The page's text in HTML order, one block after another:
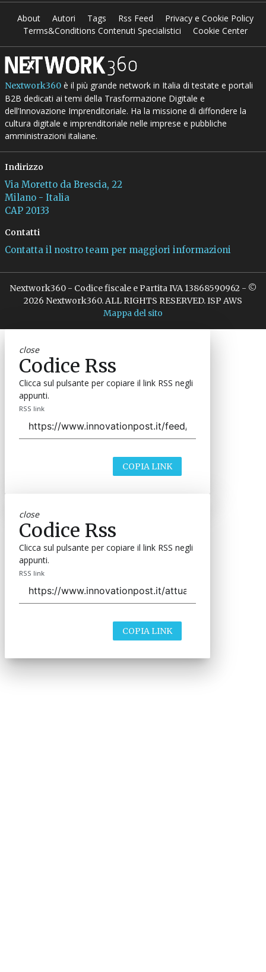
About Autori Tags Rss Feed
Privacy e Cookie Policy
Terms&Conditions Contenuti Specialistici
Cookie Center
Nextwork360è il più grande network in Italia di testate e portali
B2B dedicati ai temi della Trasformazione Digitale e
dell’Innovazione Imprenditoriale. Ha la missione di diffondere la
cultura digitale e imprenditoriale nelle imprese e pubbliche
amministrazioni italiane.
Indirizzo
Via Moretto da Brescia, 22
Milano - Italia
CAP 20133
Contatti
Contatta il nostro team per maggiori informazioni
Nextwork360 - Codice fiscale e Partita IVA 13868590962 - ©
2026 Nextwork360. ALL RIGHTS RESERVED. ISP AWS
Mappa del sito
close
Codice Rss
Clicca sul pulsante per copiare il link RSS negli
appunti.
RSS link
COPIA LINK
close
Codice Rss
Clicca sul pulsante per copiare il link RSS negli
appunti.
RSS link
COPIA LINK